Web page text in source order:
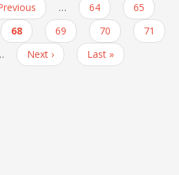
… Page
64 Page
65
Página
actual
68 Page
69 Page
70 Page
71
Siguiente
página
Next ›
Última
página
Last »